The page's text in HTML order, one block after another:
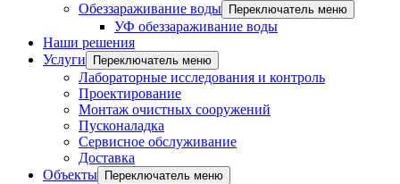
Обеззараживание воды
Переключатель меню
УФ обеззараживание воды
Наши решения
Услуги
Переключатель меню
Лабораторные исследования и контроль
Проектирование
Монтаж очистных сооружений
Пусконаладка
Сервисное обслуживание
Доставка
Объекты
Переключатель меню